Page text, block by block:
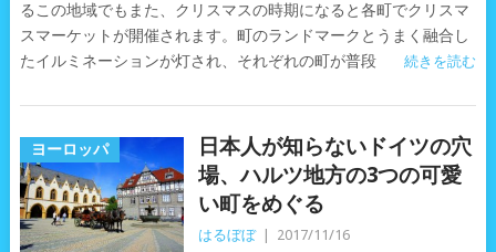
るこの地域でもまた、クリスマスの時期になると各町でクリスマ
スマーケットが開催されます。町のランドマークとうまく融合し
たイルミネーションが灯され、それぞれの町が普段
続きを読む
ヨーロッパ
日本人が知らないドイツの穴
場、ハルツ地方の3つの可愛
い町をめぐる
はるぼぼ 2017/11/16